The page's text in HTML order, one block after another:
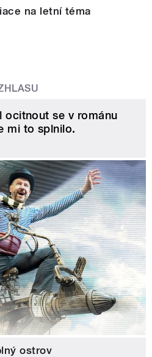
na letní téma
ocitnout se v románu
mi to splnilo.
ostrov